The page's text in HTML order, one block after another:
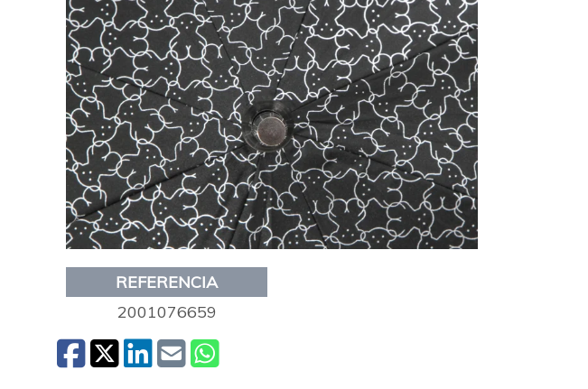
REFERENCIA
2001076659